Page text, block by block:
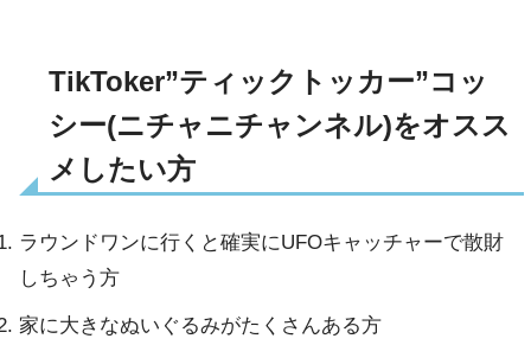
TikToker”ティックトッカー”コッ
シー(ニチャニチャンネル)をオスス
メしたい方
ラウンドワンに行くと確実にUFOキャッチャーで散財
しちゃう方
家に大きなぬいぐるみがたくさんある方